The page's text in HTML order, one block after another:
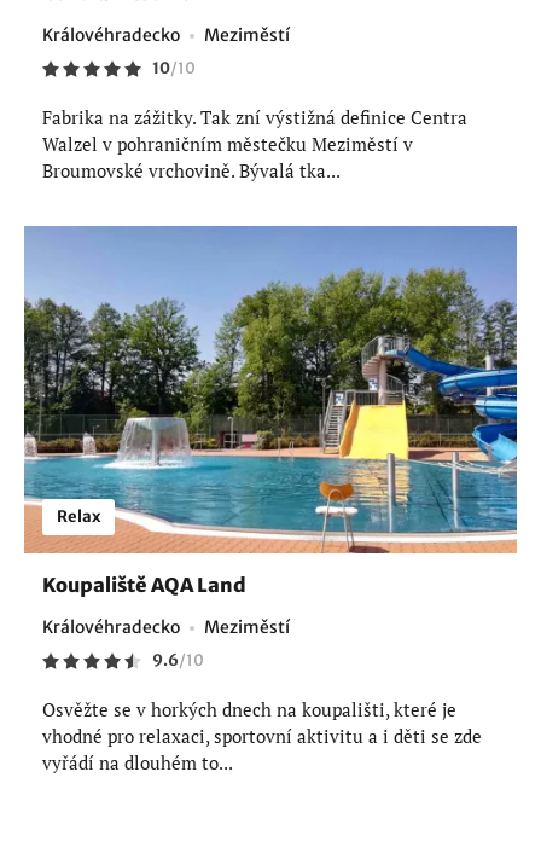
Královéhradecko Meziměstí
10/10
Fabrika na zážitky. Tak zní výstižná definice Centra
Walzel v pohraničním městečku Meziměstí v
Broumovské vrchovině. Bývalá tka...
Relax
Koupaliště AQA Land
Královéhradecko Meziměstí
9.6/10
Osvěžte se v horkých dnech na koupališti, které je
vhodné pro relaxaci, sportovní aktivitu a i děti se zde
vyřádí na dlouhém to...